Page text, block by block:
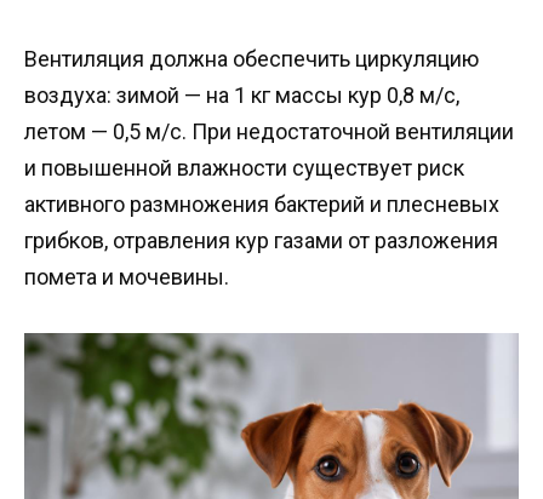
Вентиляция должна обеспечить циркуляцию
воздуха: зимой — на 1 кг массы кур 0,8 м/с,
летом — 0,5 м/с. При недостаточной вентиляции
и повышенной влажности существует риск
активного размножения бактерий и плесневых
грибков, отравления кур газами от разложения
помета и мочевины.